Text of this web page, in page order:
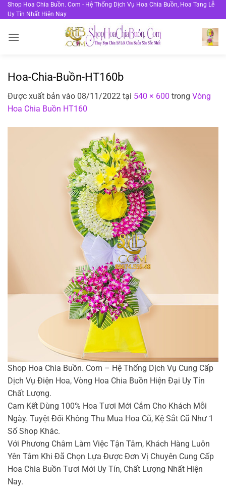
Bỏ
qua
dung
Shop Hoa Chia Buồn. Com - Hệ Thống Dịch Vụ Hoa Chia Buồn, Hoa Tang Lễ
Uy Tín Nhất Hiện Nay
Hoa-Chia-Buồn-HT160b
Được xuất bản vào 08/11/2022 tại 540 × 600 trong Vòng
Hoa Chia Buồn HT160
Shop Hoa Chia Buồn. Com – Hệ Thống Dịch Vụ Cung Cấp
Dịch Vụ Điện Hoa, Vòng Hoa Chia Buồn Hiện Đại Uy Tín
Chất Lượng.
Cam Kết Dùng 100% Hoa Tươi Mới Cắm Cho Khách Mỗi
Ngày. Tuyệt Đối Không Thu Mua Hoa Cũ, Kệ Sắt Cũ Như 1
Số Shop Khác.
Với Phương Châm Làm Việc Tận Tâm, Khách Hàng Luôn
Yên Tâm Khi Đã Chọn Lựa Được Đơn Vị Chuyên Cung Cấp
Hoa Chia Buồn Tươi Mới Uy Tín, Chất Lượng Nhất Hiện
Nay.